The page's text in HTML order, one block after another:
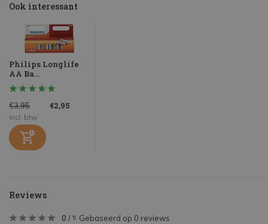
Ook interessant
Philips Longlife
AA Ba...
€3,95 €2,95
Incl. btw
Reviews
0 / 5 Gebaseerd op 0 reviews